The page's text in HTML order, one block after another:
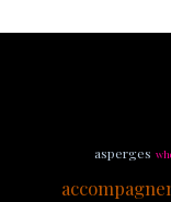
asperges